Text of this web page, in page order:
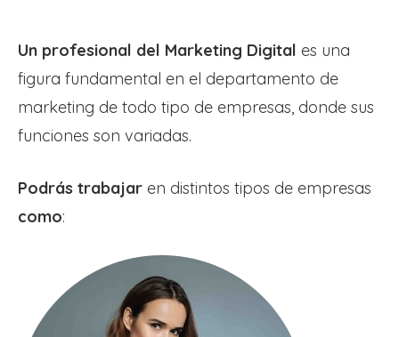
Un profesional del Marketing Digital es una
figura fundamental en el departamento de
marketing de todo tipo de empresas, donde sus
funciones son variadas.
Podrás trabajar en distintos tipos de empresas
como: